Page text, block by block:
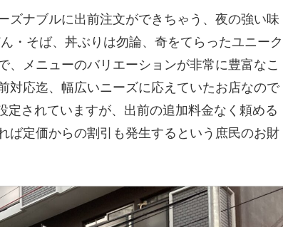
ズナブルに出前注文ができちゃう、夜の強い味
・そば、丼ぶりは勿論、奇をてらったユニーク
、メニューのバリエーションが非常に豊富なこ
対応迄、幅広いニーズに応えていたお店なので
されていますが、出前の追加料金なく頼める
ば定価からの割引も発生するという庶民のお財